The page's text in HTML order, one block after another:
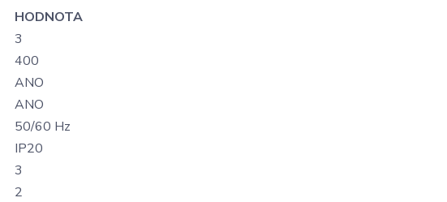
HODNOTA
3
400
ANO
ANO
50/60 Hz
IP20
3
2